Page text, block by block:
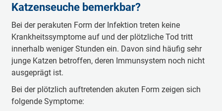
Katzenseuche bemerkbar?
Bei der perakuten Form der Infektion treten keine
Krankheitssymptome auf und der plötzliche Tod tritt
innerhalb weniger Stunden ein. Davon sind häufig sehr
junge Katzen betroffen, deren Immunsystem noch nicht
ausgeprägt ist.
Bei der plötzlich auftretenden akuten Form zeigen sich
folgende Symptome: